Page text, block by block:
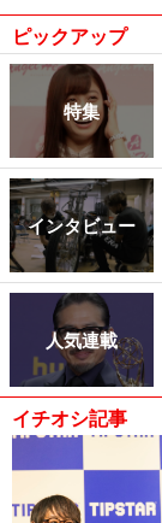
ピックアップ
特集
インタビュー
人気連載
イチオシ記事